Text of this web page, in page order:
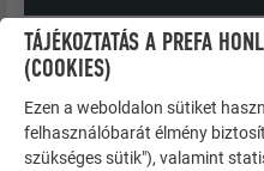
1 m² = kb. 2,4–2,5 kg =
ill. 1,7 db/m² (nagyméretű
alátétszerkezet
TÁJÉKOZTATÁS A PREFA
(COOKIES)
Ezen a weboldalon sütiket
felhasználóbarát élmény
szükséges sütik"), valamint